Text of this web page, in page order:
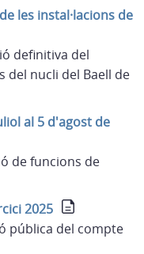
les instal·lacions de
definitiva del
del nucli del Baell de
al 5 d'agost de
de funcions de
2025
pública del compte